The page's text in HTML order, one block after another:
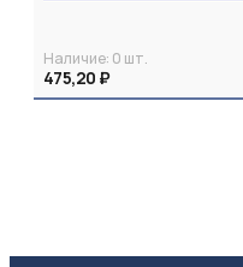
Наличие: 0 шт.
475,20 ₽